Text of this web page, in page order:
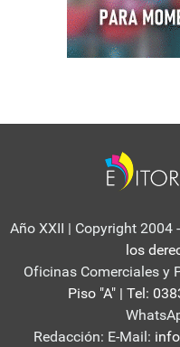
Año XXII | Copyright 2004
los
Oficinas Comerciales y
Piso "A" | Tel:
Redacción: E-Mail: